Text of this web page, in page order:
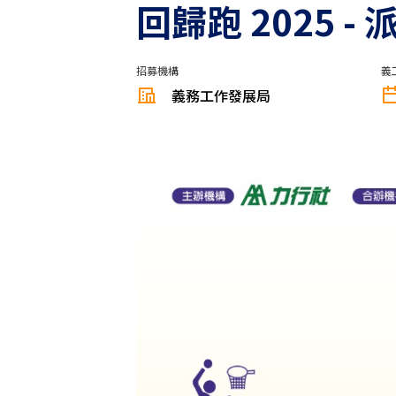
回歸跑 2025 -
招募機構
義務工作發展局
義